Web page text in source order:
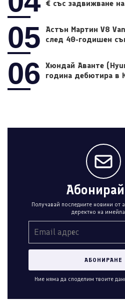
€ със задвижване
05
Астън Мартин V8
след 40-годишен
06
Хюндай Аванте
година дебютира в
Получавай последните новини от
деректно на имейла
Ние няма да споделим твоите